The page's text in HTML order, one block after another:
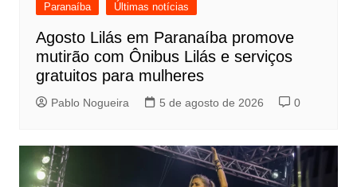
Paranaíba Últimas notícias
Agosto Lilás em Paranaíba promove
mutirão com Ônibus Lilás e serviços
gratuitos para mulheres
Pablo Nogueira 5 de agosto de 2026 0